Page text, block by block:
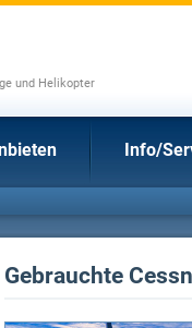
und Helikopter
Info/
Gebrauchte